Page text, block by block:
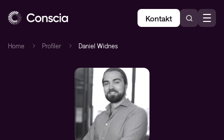
Kontakt
Home Profiler Daniel Widnes